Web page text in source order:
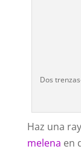
Dos
Haz una
melena en